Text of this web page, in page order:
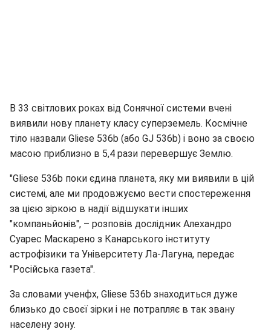
В 33 світлових роках від Сонячної системи вчені
виявили нову планету класу суперземель. Космічне
тіло назвали Gliese 536b (або GJ 536b) і воно за своєю
масою приблизно в 5,4 рази перевершує Землю.
"Gliese 536b поки єдина планета, яку ми виявили в цій
системі, але ми продовжуємо вести спостереження
за цією зіркою в надії відшукати інших
"компаньйонів", – розповів дослідник Алехандро
Суарес Маскарено з Канарського інституту
астрофізики та Університету Ла-Лагуна, передає
"Російська газета".
За словами ученфх, Gliese 536b знаходиться дуже
близько до своєї зірки і не потрапляє в так звану
населену зону.